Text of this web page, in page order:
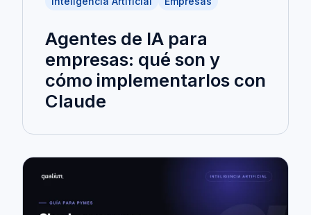
Agentes de IA para
empresas: qué son y
cómo implementarlos con
Claude